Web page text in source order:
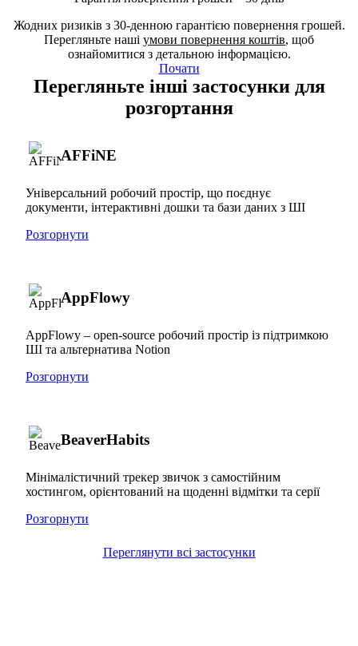
Жодних ризиків з 30-денною гарантією повернення грошей.
Перегляньте наші умови повернення коштів, щоб
ознайомитися з детальною інформацією.
Почати
Перегляньте інші застосунки для
розгортання
AFFiNE
Універсальний робочий простір, що поєднує
документи, інтерактивні дошки та бази даних з ШІ
Розгорнути
AppFlowy
AppFlowy – open-source робочий простір із підтримкою
ШІ та альтернатива Notion
Розгорнути
BeaverHabits
Мінімалістичний трекер звичок з самостійним
хостингом, орієнтований на щоденні відмітки та серії
Розгорнути
Переглянути всі застосунки